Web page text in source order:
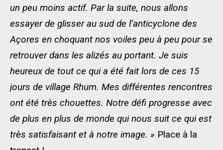
un peu moins actif. Par la suite, nous allons
essayer de glisser au sud de l’anticyclone des
Açores en choquant nos voiles peu à peu pour se
retrouver dans les alizés au portant. Je suis
heureux de tout ce qui a été fait lors de ces 15
jours de village Rhum. Mes différentes rencontres
ont été très chouettes. Notre défi progresse avec
de plus en plus de monde qui nous suit ce qui est
très satisfaisant et à notre image. » Place à la